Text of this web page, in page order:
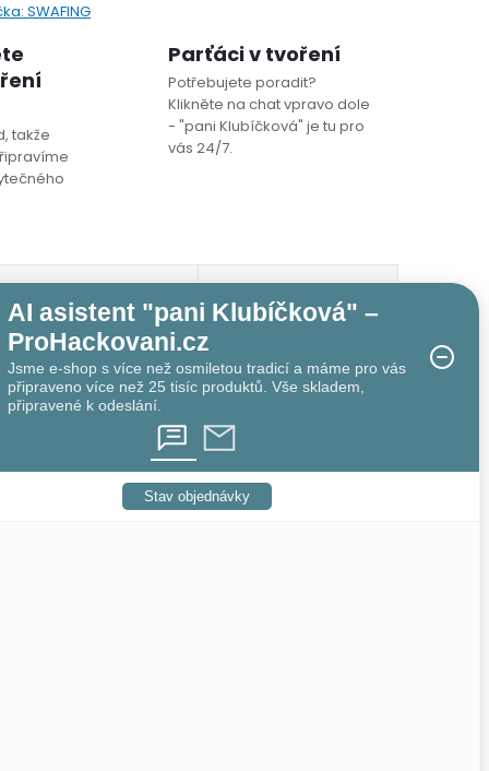
SWAFING
takže
Parťáci v tvoření
Potřebujete poradit?
Klikněte na chat vpravo dole
- "pani Klubíčková" je tu pro
vás 24/7.
fialové a levandulové je ideální pro
příjemná na dotek a dobře se s ní pracuje.
AI asistent "pani Klubíčková" –
ProHackovani.cz
Jsme e-shop s více než osmiletou tradicí a máme pro vás
připraveno více než 25 tisíc produktů. Vše skladem,
připravené k odeslání.
Stav objednávky